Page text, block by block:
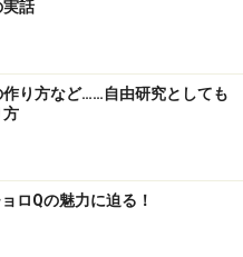
実話
作り方など……自由研究としても
方
ロQの魅力に迫る！